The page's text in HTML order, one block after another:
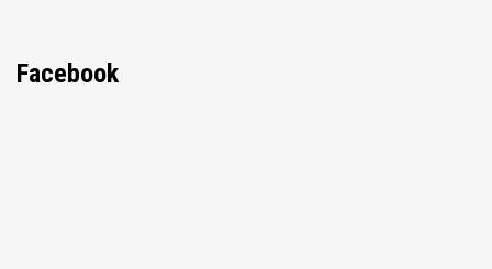
Facebook